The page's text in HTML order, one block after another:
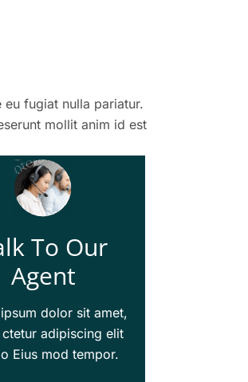
To Our
Agent
dolor sit amet,
adipiscing elit
Eius mod tempor.
fugiat nulla pariatur.
mollit anim id est